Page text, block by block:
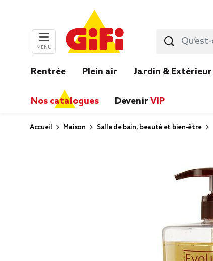
MENU
Rentrée Plein air Jardin & Extérieur
Nos catalogues Devenir VIP
Accueil Maison Salle de bain, beauté et bien-être